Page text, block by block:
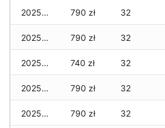
2025-12-04 790 zł 32
2025-12-03 790 zł 32
2025-12-02 740 zł 32
2025-12-01 790 zł 32
2025-11-30 790 zł 32